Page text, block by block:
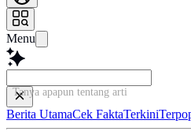
Menu
Tanya apapun tentang artikel ini.
Berita UtamaCek FaktaTerkini